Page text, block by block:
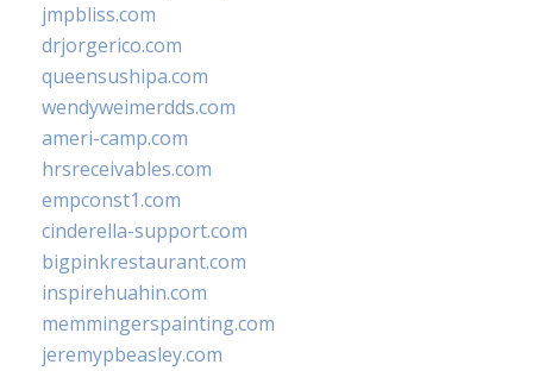
jmpbliss.com
drjorgerico.com
queensushipa.com
wendyweimerdds.com
ameri-camp.com
hrsreceivables.com
empconst1.com
cinderella-support.com
bigpinkrestaurant.com
inspirehuahin.com
memmingerspainting.com
jeremypbeasley.com